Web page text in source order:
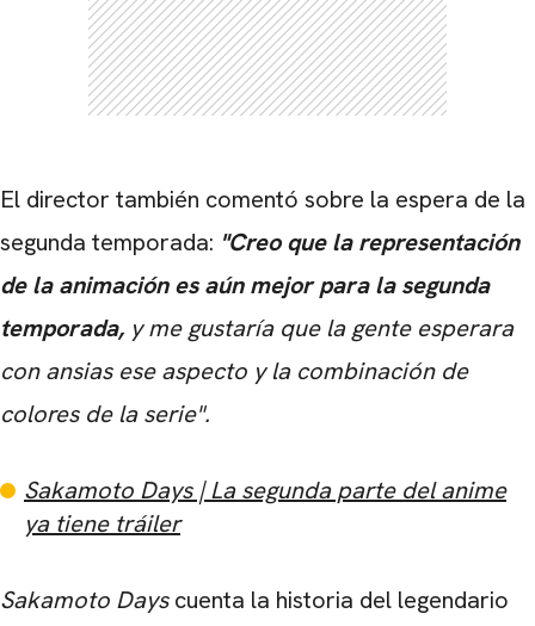
El director también comentó sobre la espera de la
segunda temporada: "Creo que la representación
de la animación es aún mejor para la segunda
temporada, y me gustaría que la gente esperara
con ansias ese aspecto y la combinación de
colores de la serie".
Sakamoto Days | La segunda parte del anime
ya tiene tráiler
Sakamoto Dayscuenta la historia del legendario